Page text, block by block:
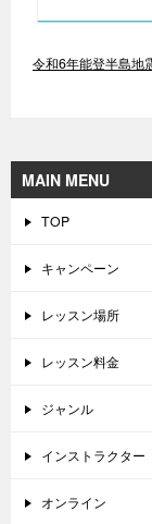
令和6年能登半島地
MAIN MENU
TOP
キャンペーン
レッスン場所
レッスン料金
ジャンル
インストラクター
オンライン